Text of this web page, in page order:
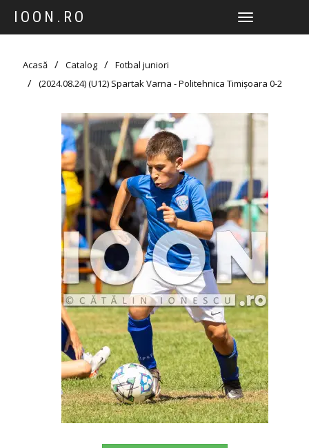
IOON.RO
TOGGLE
Acasă Catalog
Fotbal juniori
(2024.08.24) (U12) Spartak Varna - Politehnica Timișoara 0-2